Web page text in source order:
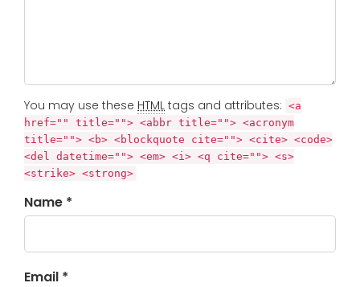
You may use these HTML tags and attributes: <a
href="" title=""> <abbr title=""> <acronym
title=""> <b> <blockquote cite=""> <cite> <code>
<del datetime=""> <em> <i> <q cite=""> <s>
<strike> <strong>
Name *
Email *